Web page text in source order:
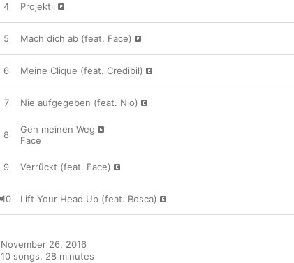
4 Projektil
5 Mach dich ab (feat. Face)
6 Meine Clique (feat. Credibil)
7 Nie aufgegeben (feat. Nio)
8
Geh meinen Weg
Face
9 Verrückt (feat. Face)
10 Lift Your Head Up (feat. Bosca)
November 26, 2016
10 songs, 28 minutes